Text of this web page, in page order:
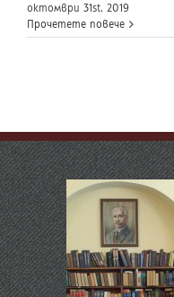
октомври 31st, 2019
Прочетете повече